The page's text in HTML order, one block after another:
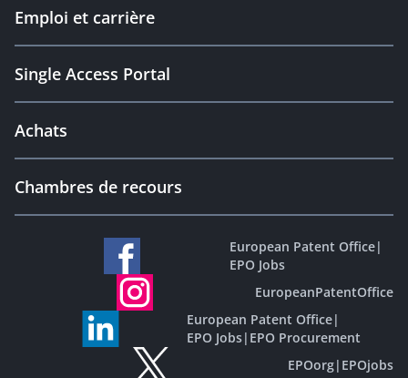
Emploi et carrière
Single Access Portal
Achats
Chambres de recours
European Patent Office|
EPO Jobs
EuropeanPatentOffice
European Patent Office|
EPO Jobs| EPO Procurement
EPOorg| EPOjobs